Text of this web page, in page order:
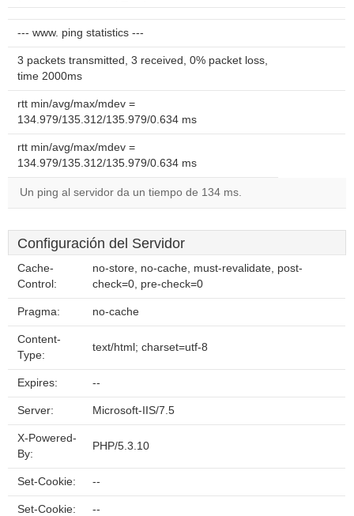
--- www. ping statistics ---
3 packets transmitted, 3 received, 0% packet loss,
time 2000ms
rtt min/avg/max/mdev =
134.979/135.312/135.979/0.634 ms
rtt min/avg/max/mdev =
134.979/135.312/135.979/0.634 ms
Un ping al servidor da un tiempo de 134 ms.
Configuración del Servidor
Cache-
Control:
no-store, no-cache, must-revalidate, post-
check=0, pre-check=0
Pragma: no-cache
Content-
Type:
text/html; charset=utf-8
Expires: --
Server: Microsoft-IIS/7.5
X-Powered-
By:
PHP/5.3.10
Set-Cookie: --
Set-Cookie: --